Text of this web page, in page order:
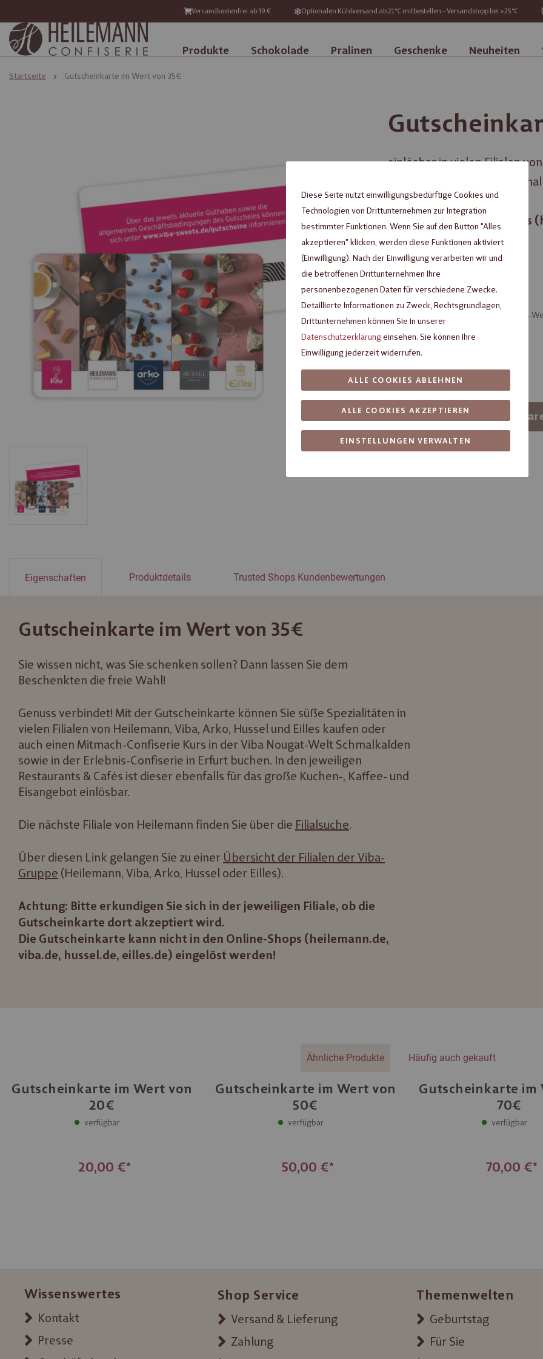
Versandkostenfrei ab 39 € Optionalen Kühlversand ab 21°C mitbestellen – Versandstopp bei >25°C
Produkte Schokolade Pralinen Geschenke Neuheiten
Startseite Gutscheinkarte im Wert von 35€
35,00 €
einlösbar in vielen Filialen
der Viba Nougat-Welt
Nicht in den Online-Shops
einlösbar!
Artikel verfügbar, Lieferzeit ca. 3 – 4
Verpackungseinheit
1
- + In den
Artikelnummer:57910004
Eigenschaften
Gutscheinkarte im Wert von 35€
Sie wissen nicht, was Sie schenken sollen? Dann lassen Sie dem
Beschenkten die freie Wahl!
Genuss verbindet! Mit der Gutscheinkarte können Sie süße Spezialitäten in
vielen Filialen von Heilemann, Viba, Arko, Hussel und Eilles kaufen oder
auch einen Mitmach-Confiserie Kurs in der Viba Nougat-Welt Schmalkalden
sowie in der Erlebnis-Confiserie in Erfurt buchen. In den jeweiligen
Restaurants & Cafés ist dieser ebenfalls für das große Kuchen-, Kaffee- und
Eisangebot einlösbar.
Die nächste Filiale von Heilemann finden Sie über die Filialsuche.
Über diesen Link gelangen Sie zu einer Übersicht der Filialen der Viba-
Gruppe (Heilemann, Viba, Arko, Hussel oder Eilles).
Achtung: Bitte erkundigen Sie sich in der jeweiligen Filiale, ob die
Gutscheinkarte dort akzeptiert wird.
Die Gutscheinkarte kann nicht in den Online-Shops (heilemann.de,
viba.de, hussel.de, eilles.de) eingelöst werden!
Produktdetails Trusted Shops Kundenbewertungen
Ähnliche Produkte Häufig auch gekauft
Einlösbar in
Filialen und Erlebniswelten
Gutscheinkarte im Wert von
20€
verfügbar
20,00 €
Einlösbar in
Filialen und Erlebniswelten
Gutscheinkarte im Wert von
50€
verfügbar
50,00 €
Filialen und
Gutscheinkarte im
70€
verfügbar
70,00 €
Wissenswertes
Kontakt
Presse
Shop Service
Versand & Lieferung
Zahlung
Themenwelten
Geburtstag
Für Sie
Diese Seite nutzt einwilligungsbedürftige Cookies und
Technologien von Drittunternehmen zur Integration
bestimmter Funktionen. Wenn Sie auf den Button "Alles
akzeptieren" klicken, werden diese Funktionen aktiviert
(Einwilligung). Nach der Einwilligung verarbeiten wir und
die betroffenen Drittunternehmen Ihre
personenbezogenen Daten für verschiedene Zwecke.
Detaillierte Informationen zu Zweck, Rechtsgrundlagen,
Drittunternehmen können Sie in unserer
Datenschutzerklärungeinsehen. Sie können Ihre
Einwilligung jederzeit widerrufen.
EINSTELLUNGEN VERWALTEN
ALLE COOKIES AKZEPTIEREN
ALLE COOKIES ABLEHNEN